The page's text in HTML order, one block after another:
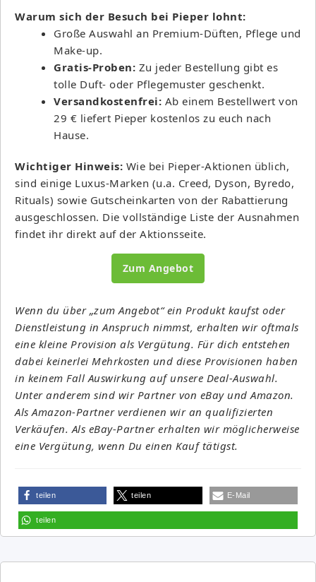
Warum sich der Besuch bei Pieper lohnt:
Große Auswahl an Premium-Düften, Pflege und
Make-up.
Gratis-Proben: Zu jeder Bestellung gibt es
tolle Duft- oder Pflegemuster geschenkt.
Versandkostenfrei: Ab einem Bestellwert von
29 € liefert Pieper kostenlos zu euch nach
Hause.
Wichtiger Hinweis: Wie bei Pieper-Aktionen üblich,
sind einige Luxus-Marken (u.a. Creed, Dyson, Byredo,
Rituals) sowie Gutscheinkarten von der Rabattierung
ausgeschlossen. Die vollständige Liste der Ausnahmen
findet ihr direkt auf der Aktionsseite.
Zum Angebot
Wenn du über „zum Angebot“ ein Produkt kaufst oder
Dienstleistung in Anspruch nimmst, erhalten wir oftmals
eine kleine Provision als Vergütung. Für dich entstehen
dabei keinerlei Mehrkosten und diese Provisionen haben
in keinem Fall Auswirkung auf unsere Deal-Auswahl.
Unter anderem sind wir Partner von eBay und Amazon.
Als Amazon-Partner verdienen wir an qualifizierten
Verkäufen. Als eBay-Partner erhalten wir möglicherweise
eine Vergütung, wenn Du einen Kauf tätigst.
teilen teilen E-Mail
teilen